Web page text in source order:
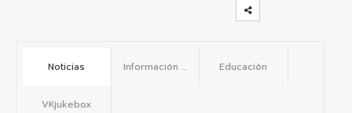
Notifications
Noticias Información básica Educación
VKjukebox